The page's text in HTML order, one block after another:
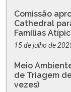
Comissão
Cathedral
Famílias
15 de julho de
Meio
de Triagem
vezes)